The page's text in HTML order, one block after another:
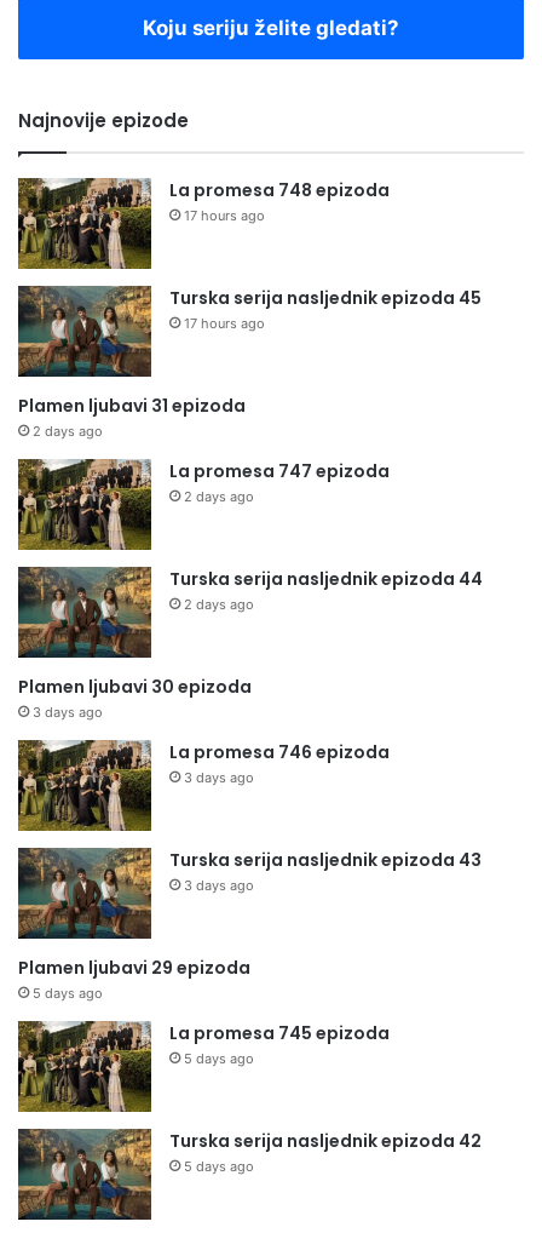
Koju seriju želite gledati?
Najnovije epizode
La promesa 748 epizoda
17 hours ago
Turska serija nasljednik epizoda 45
17 hours ago
Plamen ljubavi 31 epizoda
2 days ago
La promesa 747 epizoda
2 days ago
Turska serija nasljednik epizoda 44
2 days ago
Plamen ljubavi 30 epizoda
3 days ago
La promesa 746 epizoda
3 days ago
Turska serija nasljednik epizoda 43
3 days ago
Plamen ljubavi 29 epizoda
5 days ago
La promesa 745 epizoda
5 days ago
Turska serija nasljednik epizoda 42
5 days ago